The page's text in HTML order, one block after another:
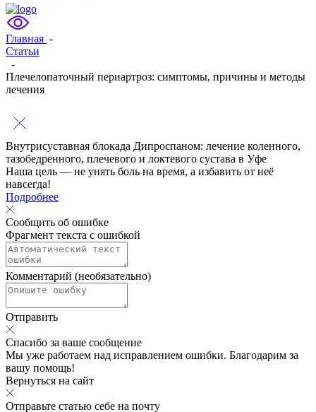
Главная -
Статьи
-
Плечелопаточный периартроз: симптомы, причины и методы
лечения
Внутрисуставная блокада Дипроспаном: лечение коленного,
тазобедренного, плечевого и локтевого сустава в Уфе
Наша цель — не унять боль на время, а избавить от неё
навсегда!
Подробнее
Сообщить об ошибке
Фрагмент текста с ошибкой
Комментарий (необязательно)
Отправить
Спасибо за ваше сообщение
Мы уже работаем над исправлением ошибки. Благодарим за
вашу помощь!
Вернуться на сайт
Отправьте статью себе на почту